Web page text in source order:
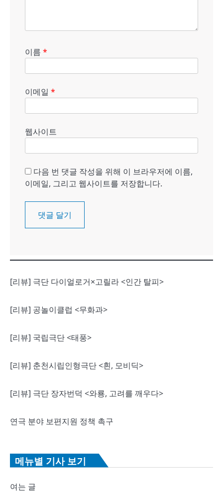
이름 *
이메일 *
웹사이트
다음 번 댓글 작성을 위해 이 브라우저에 이름,
이메일, 그리고 웹사이트를 저장합니다.
[리뷰] 극단 다이얼로거×고릴라 <인간 탈피>
[리뷰] 공놀이클럽 <무화과>
[리뷰] 국립극단 <태풍>
[리뷰] 춘천시립인형극단 <흰, 모비딕>
[리뷰] 극단 장자번덕 <와룡, 고려를 깨우다>
연극 분야 보편지원 정책 촉구
메뉴별 기사 보기
여는 글